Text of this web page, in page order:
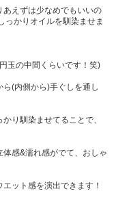
あえずは少なめでもいいの
っかりオイルを馴染ませま
玉の中間くらいです！笑)
(内側から)手ぐしを通し
り馴染ませてることで、
感&濡れ感がでて、おしゃ
ット感を演出できます！